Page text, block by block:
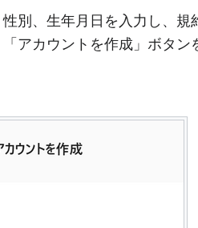
別、生年月日を入力し、規
アカウントを作成」ボタン